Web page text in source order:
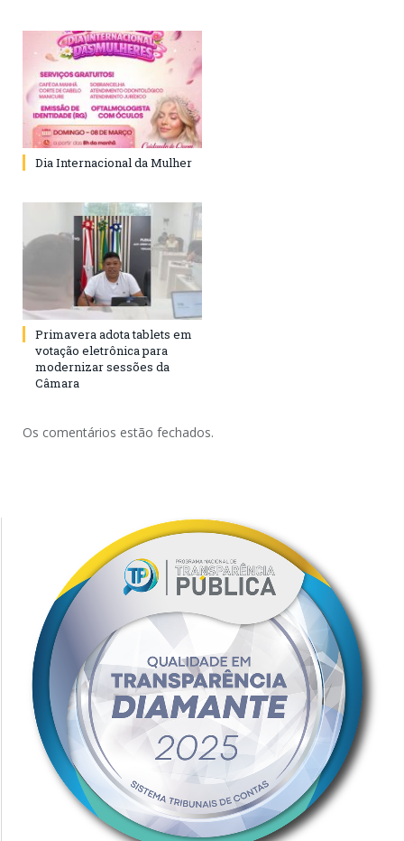
Dia Internacional da Mulher
Primavera adota tablets em
votação eletrônica para
modernizar sessões da
Câmara
Os comentários estão fechados.